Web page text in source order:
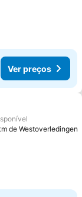
Ver preços
favoritos
de Westoverledingen